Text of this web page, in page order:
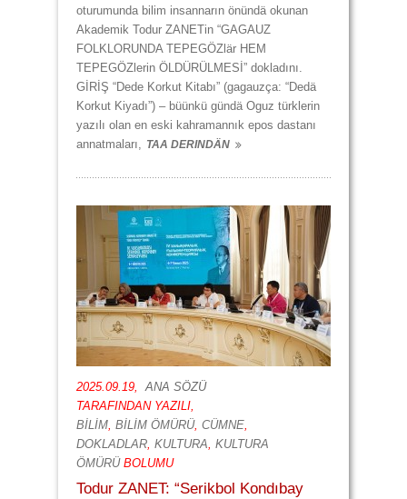
oturumunda bilim insannarın önündä okunan
Akademik Todur ZANETin “GAGAUZ
FOLKLORUNDA TEPEGÖZlär HEM
TEPEGÖZlerin ÖLDÜRÜLMESİ” dokladını.
GİRİŞ “Dede Korkut Kitabı” (gagauzça: “Dedä
Korkut Kiyadı”) – büünkü gündä Oguz türklerin
yazılı olan en eski kahramannık epos dastanı
annatmaları, TAA DERINDÄN
2025.09.19,
ANA SÖZÜ
TARAFINDAN YAZILI,
BİLİM, BİLİM ÖMÜRÜ, CÜMNE,
DOKLADLAR, KULTURA, KULTURA
ÖMÜRÜBOLUMU
Todur ZANET: “Serikbol Kondıbay